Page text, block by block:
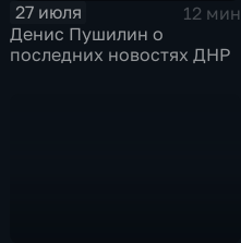
27 июля
12 мин
Денис Пушилин о
последних новостях ДНР